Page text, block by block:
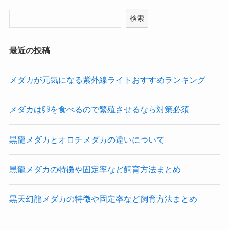
検索
最近の投稿
メダカが元気になる紫外線ライトおすすめランキング
メダカは卵を食べるので繁殖させるなら対策必須
黒龍メダカとオロチメダカの違いについて
黒龍メダカの特徴や固定率など飼育方法まとめ
黒天幻龍メダカの特徴や固定率など飼育方法まとめ